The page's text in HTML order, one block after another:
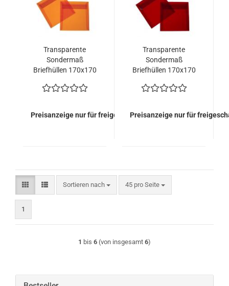
Transparente
Sondermaß
Briefhüllen 170x170
ohne Fenster (500
EURO)
Preisanzeige nur für freigeschaltete Kunden
Transparente
Sondermaß
Briefhüllen 170x170
Fenster (500 Kuverts
Preisanzeige nur für
Sortieren nach
Sortieren nach 45 pro Seite
pro Seite
1
1 bis 6 (von insgesamt 6)